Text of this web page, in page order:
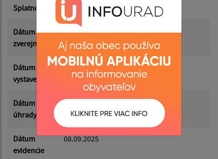
Suma do:
Filtrovať Reset
Splatnosť 22.09.2025
Dátum
zverejnenia
17.10.2025
Dátum
vystavenia
08.09.2025
Dátum
úhrady
16.09.2025
Dátum
evidencie
08.09.2025